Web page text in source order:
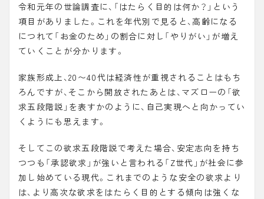
令和元年の世論調査に、「はたらく目的は何か？」という
項目がありました。これを年代別で見ると、高齢になる
につれて「お金のため」の割合に対し「やりがい」が増え
ていくことが分かります。
家族形成上、20〜40代は経済性が重視されることはもち
ろんですが、そこから開放されたあとは、マズローの「欲
求五段階説 」を表すかのように、自己実現へと向かってい
くようにも思えます。
そしてこの欲求五段階説で考えた場合、安定志向を持ち
つつも「承認欲求」が強いと言われる「 Z世代 」が社会に参
加し始めている現代。これまでのような安全の欲求より
は、より高次な欲求をはたらく目的とする傾向は強くな